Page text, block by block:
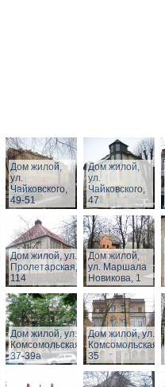
Дом жилой,
ул.
Чайковского,
49-51
Дом жилой,
ул.
Чайковского,
47
Дом жилой, ул.
Пролетарская,
114
Дом жилой,
ул. Маршала
Новикова, 1
Дом жилой, ул.
Комсомольская,
37-39а
Дом жилой, ул.
Комсомольская,
35